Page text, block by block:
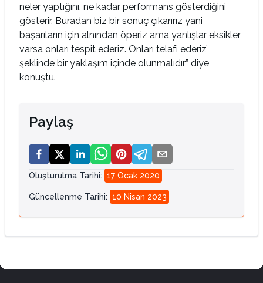
neler yaptığını, ne kadar performans gösterdiğini
gösterir. Buradan biz bir sonuç çıkarırız yani
başarıların için alnından öperiz ama yanlışlar eksikler
varsa onları tespit ederiz. Onları telafi ederiz’
şeklinde bir yaklaşım içinde olunmalıdır” diye
konuştu.
Paylaş
Oluşturulma Tarihi: 17 Ocak 2020
Güncellenme Tarihi: 10 Nisan 2023